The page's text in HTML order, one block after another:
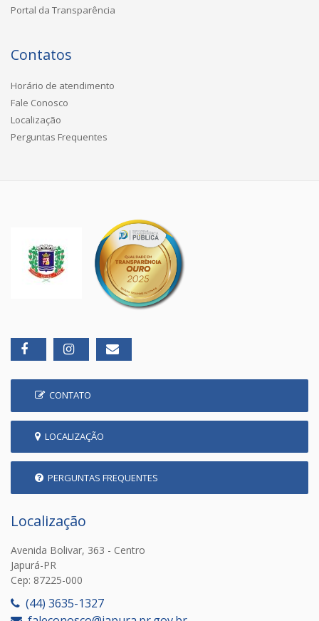
Portal da Transparência
Contatos
Horário de atendimento
Fale Conosco
Localização
Perguntas Frequentes
CONTATO
LOCALIZAÇÃO
PERGUNTAS FREQUENTES
Localização
Avenida Bolivar, 363 - Centro
Japurá-PR
Cep: 87225-000
(44) 3635-1327